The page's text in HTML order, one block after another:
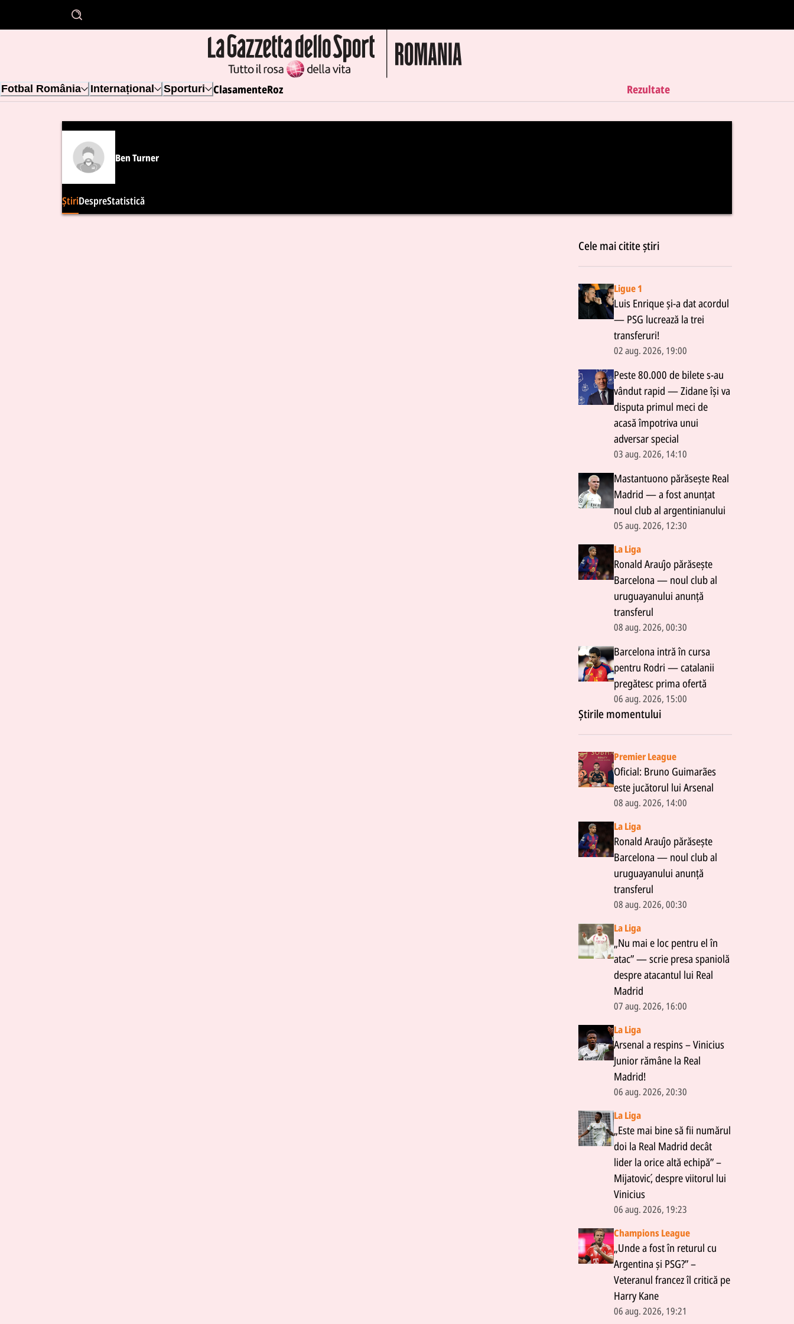
Fotbal România Internațional Sporturi ClasamenteRoz Rezultate
Ben Turner
ȘtiriDespreStatistică
Cele mai citite știri
Ligue 1
Luis Enrique și-a dat acordul
— PSG lucrează la trei
transferuri!
02 aug. 2026, 19:00
Peste 80.000 de bilete s-au
vândut rapid — Zidane își va
disputa primul meci de
acasă împotriva unui
adversar special
03 aug. 2026, 14:10
Mastantuono părăsește Real
Madrid — a fost anunțat
noul club al argentinianului
05 aug. 2026, 12:30
La Liga
Ronald Araújo părăsește
Barcelona — noul club al
uruguayanului anunță
transferul
08 aug. 2026, 00:30
Barcelona intră în cursa
pentru Rodri — catalanii
pregătesc prima ofertă
06 aug. 2026, 15:00
Știrile momentului
Premier League
Oficial: Bruno Guimarães
este jucătorul lui Arsenal
08 aug. 2026, 14:00
La Liga
Ronald Araújo părăsește
Barcelona — noul club al
uruguayanului anunță
transferul
08 aug. 2026, 00:30
La Liga
„Nu mai e loc pentru el în
atac” — scrie presa spaniolă
despre atacantul lui Real
Madrid
07 aug. 2026, 16:00
La Liga
Arsenal a respins – Vinicius
Junior rămâne la Real
Madrid!
06 aug. 2026, 20:30
La Liga
„Este mai bine să fii numărul
doi la Real Madrid decât
lider la orice altă echipă” –
Mijatović, despre viitorul lui
Vinicius
06 aug. 2026, 19:23
Champions League
„Unde a fost în returul cu
Argentina și PSG?” –
Veteranul francez îl critică pe
Harry Kane
06 aug. 2026, 19:21